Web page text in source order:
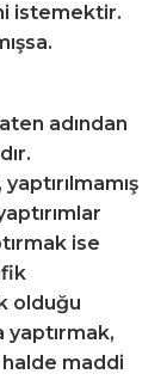
istemektir.
adından
ise
olduğu
maddi